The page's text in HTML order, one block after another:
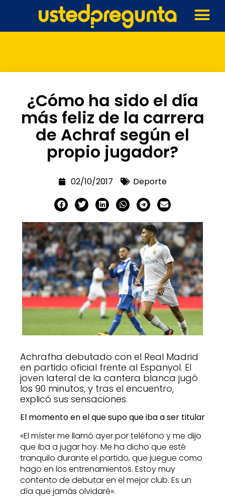
¿Cómo ha sido el día
más feliz de la carrera
de Achraf según el
propio jugador?
02/10/2017 Deporte
Achrafha debutado con el Real Madrid
en partido oficial frente al Espanyol. El
joven lateral de la cantera blanca jugó
los 90 minutos, y tras el encuentro,
explicó sus sensaciones.
El momento en el que supo que iba a ser titular
«El míster me llamó ayer por teléfono y me dijo
que iba a jugar hoy. Me ha dicho que esté
tranquilo durante el partido, que juegue como
hago en los entrenamientos. Estoy muy
contento de debutar en el mejor club. Es un
día que jamás olvidaré».